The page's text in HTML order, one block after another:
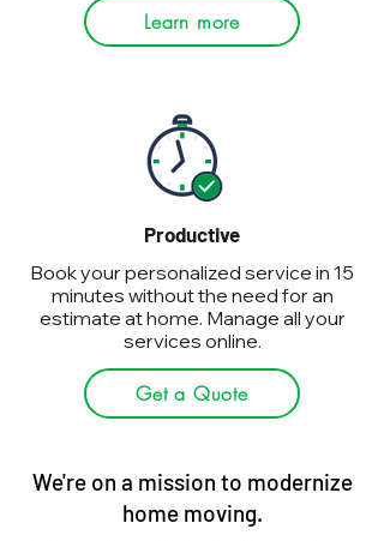
Learn more
Productive
Book your personalized service in 15
minutes without the need for an
estimate at home. Manage all your
services online.
Get a Quote
We're on a mission to modernize
home moving.